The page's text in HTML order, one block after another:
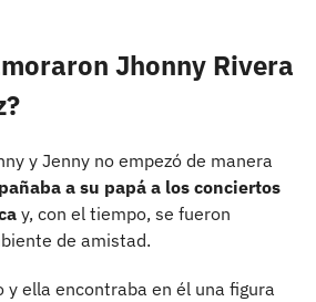
Jhonny Rivera
y Jenny no empezó de manera
a su papá a los conciertos
y, con el tiempo, se fueron
de amistad.
y ella encontraba en él una figura